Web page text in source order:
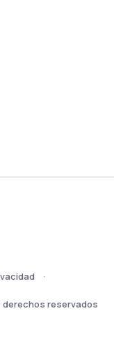
reservados